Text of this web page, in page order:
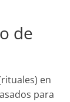
de
en
para